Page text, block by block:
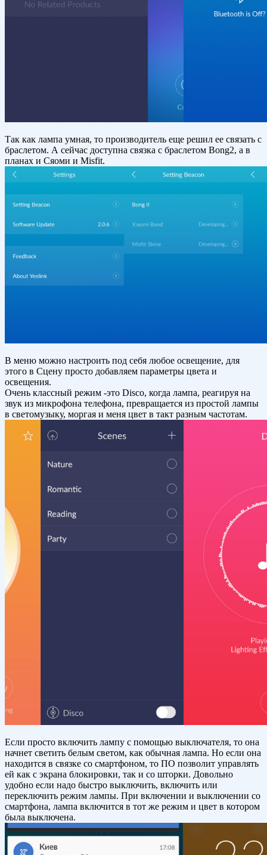
Так как лампа умная, то производитель еще решил ее связать с
браслетом. А сейчас доступна связка с браслетом Bong2, а в
планах и Сяоми и Misfit.
В меню можно настроить под себя любое освещение, для
этого в Сцену просто добавляем параметры цвета и
освещения.
Очень классный режим -это Disco, когда лампа, реагируя на
звук из микрофона телефона, превращается из простой лампы
в светомузыку, моргая и меня цвет в такт разным частотам.
Если просто включить лампу с помощью выключателя, то она
начнет светить белым светом, как обычная лампа. Но если она
находится в связке со смартфоном, то ПО позволит управлять
ей как с экрана блокировки, так и со шторки. Довольно
удобно если надо быстро выключить, включить или
переключить режим лампы. При включении и выключении со
смартфона, лампа включится в тот же режим и цвет в котором
была выключена.